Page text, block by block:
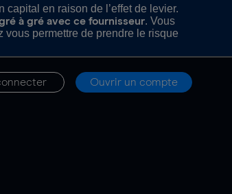
en raison de l’effet de levier.
à gré avec ce fournisseur. Vous
permettre de prendre le risque
Ouvrir un compte